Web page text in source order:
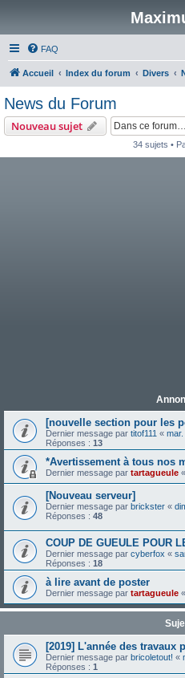
FAQ
Accueil Index du forum Divers
News du Forum
Nouveau sujet
34 sujets •
[nouvelle section pour les
Dernier message par titof111 «
Réponses : 13
*Avertissement à tous nos
Dernier message par tartagueule «
[Nouveau serveur]
Dernier message par brickster «
Réponses : 48
COUP DE GUEULE POUR
Dernier message par cyberfox «
Réponses : 18
à lire avant de poster
Dernier message par tartagueule «
[2019] L'année des travaux
Dernier message par bricoletout! «
Réponses : 1